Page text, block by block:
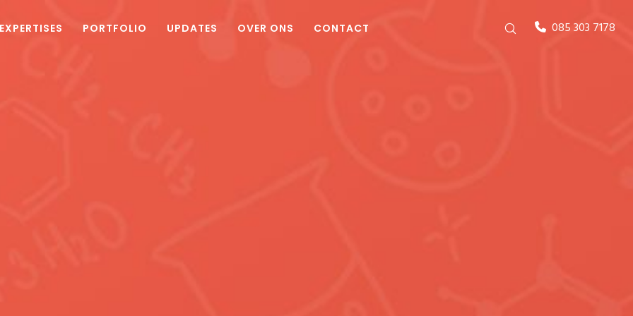
085 303 7178
EXPERTISES PORTFOLIO UPDATES OVER ONS CONTACT